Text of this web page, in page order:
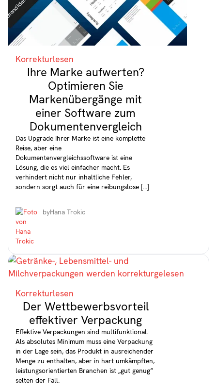
Korrekturlesen
Ihre Marke aufwerten?
Optimieren Sie
Markenübergänge mit
einer Software zum
Dokumentenvergleich
Das Upgrade Ihrer Marke ist eine komplette
Reise, aber eine
Dokumentenvergleichssoftware ist eine
Lösung, die es viel einfacher macht. Es
verhindert nicht nur inhaltliche Fehler,
sondern sorgt auch für eine reibungslose [...]
byHana Trokic
Korrekturlesen
Der Wettbewerbsvorteil
effektiver Verpackung
Effektive Verpackungen sind multifunktional.
Als absolutes Minimum muss eine Verpackung
in der Lage sein, das Produkt in ausreichender
Menge zu enthalten, aber in hart umkämpften,
leistungsorientierten Branchen ist „gut genug“
selten der Fall.